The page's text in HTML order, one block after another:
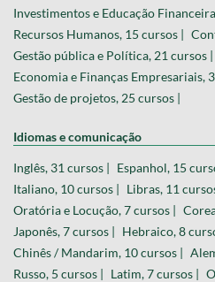
Investimentos e Educação
Recursos Humanos, 15 cursos |
Gestão pública e Política, 21 cursos |
Economia e Finanças Empresariais,
Gestão de projetos, 25 cursos |
Idiomas e comunicação
Inglês, 31 cursos | Espanhol, 15
Italiano, 10 cursos | Libras, 11
Oratória e Locução, 7 cursos |
Japonês, 7 cursos | Hebraico, 8
Chinês / Mandarim, 10 cursos |
Russo, 5 cursos | Latim, 7 cursos |